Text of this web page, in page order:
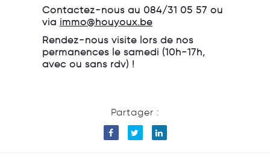
Contactez-nous au 084/31 05 57 ou
via immo@houyoux.be
Rendez-nous visite lors de nos
permanences le samedi (10h-17h,
avec ou sans rdv) !
Partager :